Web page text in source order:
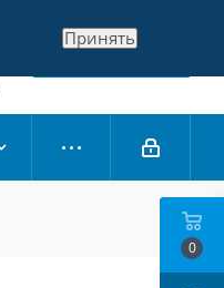
Заказать звонок
0
Принять